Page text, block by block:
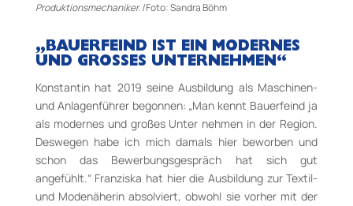
Produktionsmechaniker. |Foto: Sandra Böhm
„BAUERFEIND IST EIN MODERNES
UND GROSSES UNTERNEHMEN“
Konstantin hat 2019 seine Ausbildung als Maschinen-
und Anlagenführer begonnen: „Man kennt Bauerfeind ja
als modernes und großes Unter nehmen in der Region.
Deswegen habe ich mich damals hier beworben und
schon das Bewerbungsgespräch hat sich gut
angefühlt.“ Franziska hat hier die Ausbildung zur Textil-
und Modenäherin absolviert, obwohl sie vorher mit der